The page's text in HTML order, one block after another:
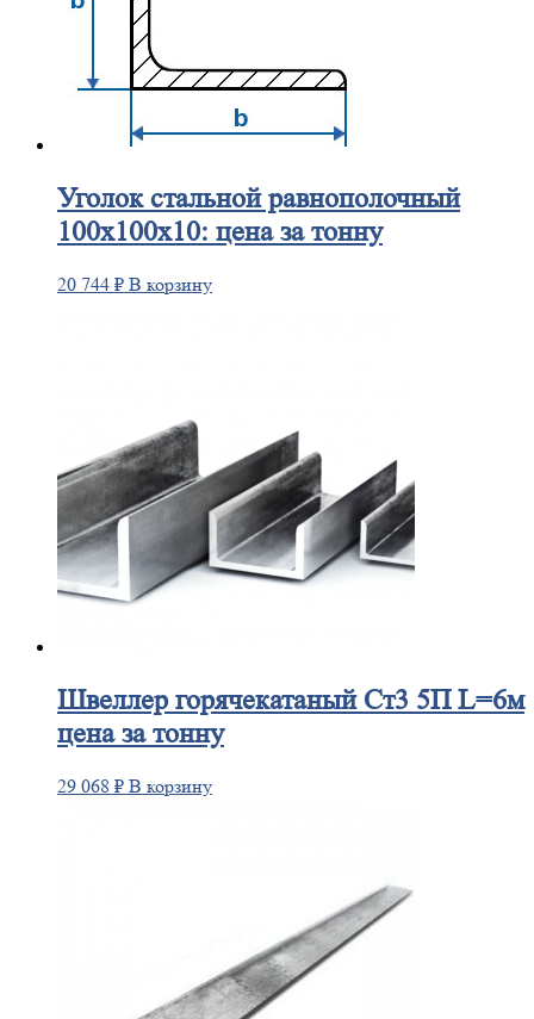
Уголокстальной равнополочный
100х100х10: цена за тонну
20 744 ₽ В корзину
Швеллергорячекатаный Ст3 5П L=6м
цена за тонну
29 068 ₽ В корзину